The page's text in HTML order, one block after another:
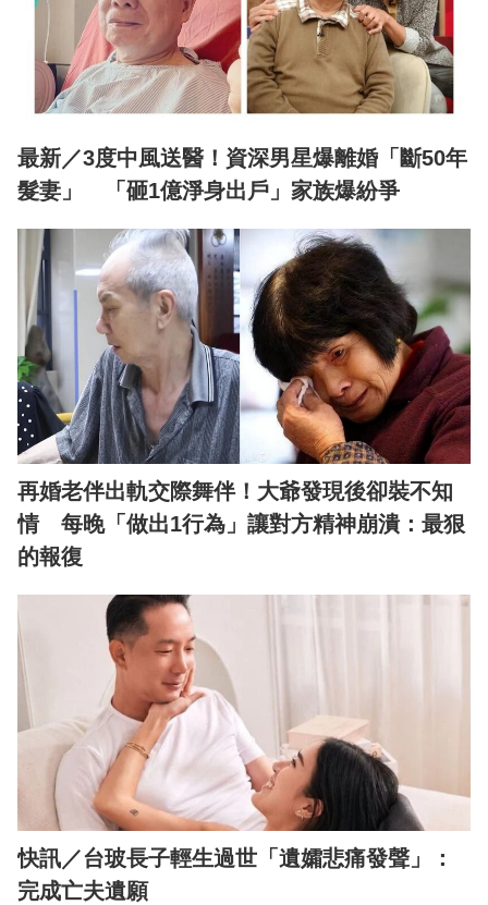
最新／3度中風送醫！資深男星爆離婚「斷50年
髮妻」 「砸1億淨身出戶」家族爆紛爭
再婚老伴出軌交際舞伴！大爺發現後卻裝不知
情 每晚「做出1行為」讓對方精神崩潰：最狠
的報復
快訊／台玻長子輕生過世「遺孀悲痛發聲」：
完成亡夫遺願